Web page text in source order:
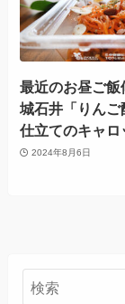
最近のお昼ご飯
城石井「りんご
仕立てのキャロ
2024年8月6日